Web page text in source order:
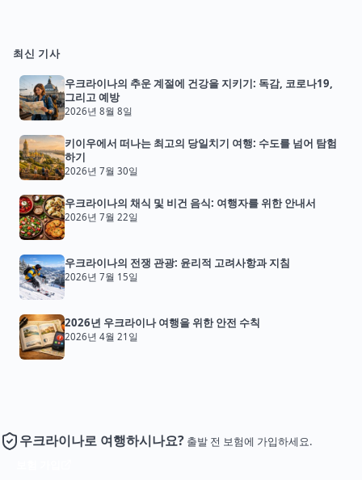
최신 기사
우크라이나의 추운 계절에 건강을 지키기: 독감, 코로나19,
그리고 예방
2026년 8월 8일
키이우에서 떠나는 최고의 당일치기 여행: 수도를 넘어 탐험
하기
2026년 7월 30일
우크라이나의 채식 및 비건 음식: 여행자를 위한 안내서
2026년 7월 22일
우크라이나의 전쟁 관광: 윤리적 고려사항과 지침
2026년 7월 15일
2026년 우크라이나 여행을 위한 안전 수칙
2026년 4월 21일
우크라이나로 여행하시나요? 출발 전 보험에 가입하세요.